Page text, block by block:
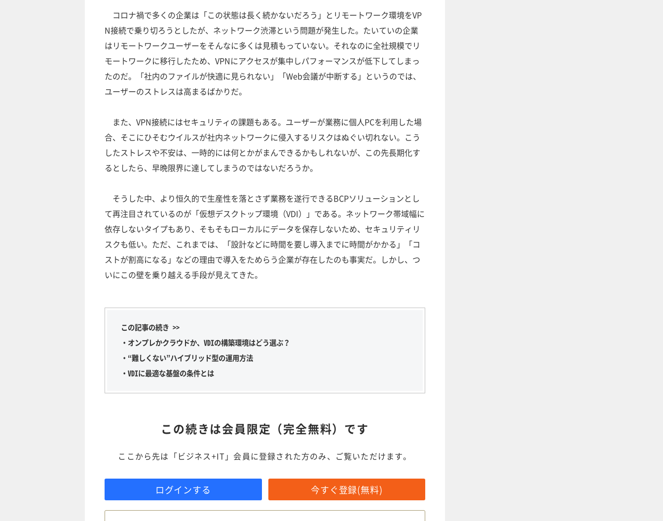
コロナ禍で多くの企業は「この状態は長く続かないだろう」とリモートワーク環境をVP
N接続で乗り切ろうとしたが、ネットワーク渋滞という問題が発生した。たいていの企業
はリモートワークユーザーをそんなに多くは見積もっていない。それなのに全社規模でリ
モートワークに移行したため、VPNにアクセスが集中しパフォーマンスが低下してしまっ
たのだ。「社内のファイルが快適に見られない」「Web会議が中断する」というのでは、
ユーザーのストレスは高まるばかりだ。
また、VPN接続にはセキュリティの課題もある。ユーザーが業務に個人PCを利用した場
合、そこにひそむウイルスが社内ネットワークに侵入するリスクはぬぐい切れない。こう
したストレスや不安は、一時的には何とかがまんできるかもしれないが、この先長期化す
るとしたら、早晩限界に達してしまうのではないだろうか。
そうした中、より恒久的で生産性を落とさず業務を遂行できるBCPソリューションとし
て再注目されているのが「仮想デスクトップ環境（VDI）」である。ネットワーク帯域幅に
依存しないタイプもあり、そもそもローカルにデータを保存しないため、セキュリティリ
スクも低い。ただ、これまでは、「設計などに時間を要し導入までに時間がかかる」「コ
ストが割高になる」などの理由で導入をためらう企業が存在したのも事実だ。しかし、つ
いにこの壁を乗り越える手段が見えてきた。
この記事の続き >>
・オンプレかクラウドか、VDIの構築環境はどう選ぶ？
・“難しくない”ハイブリッド型の運用方法
・VDIに最適な基盤の条件とは
この続きは会員限定（完全無料）です
ここから先は「ビジネス+IT」会員に登録された方のみ、ご覧いただけます。
ログインする 今すぐ登録(無料)